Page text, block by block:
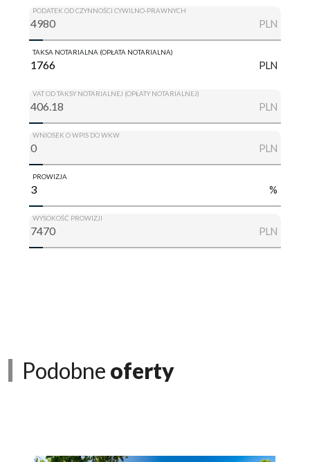
PODATEK OD CZYNNOŚCI CYWILNO-PRAWNYCH
PLN
TAKSA NOTARIALNA (OPŁATA NOTARIALNA)
PLN
VAT OD TAKSY NOTARIALNEJ (OPŁATY NOTARIALNEJ)
PLN
WNIOSEK O WPIS DO WKW
PLN
PROWIZJA
%
WYSOKOŚĆ PROWIZJI
PLN
Podobne oferty